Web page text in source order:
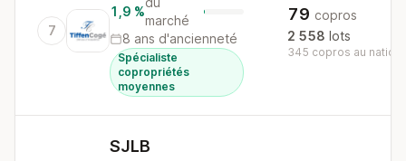
7
1,9 %
marché
8 ans d'ancienneté
Spécialiste
copropriétés
moyennes
79 copros
2 558 lots
345 copros au
SJLB